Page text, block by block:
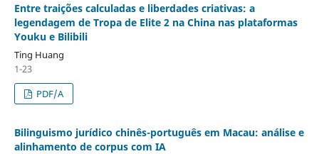
Entre traições calculadas e liberdades criativas: a
legendagem de Tropa de Elite 2 na China nas plataformas
Youku e Bilibili
Ting Huang
1-23
PDF/A
Bilinguismo jurídico chinês-português em Macau: análise e
alinhamento de corpus com IA